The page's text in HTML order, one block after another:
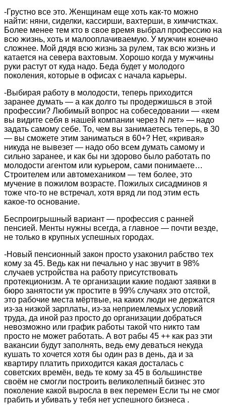
-Грустно все это. Женщинам еще хоть как-то можно
найти: няни, сиделки, кассирши, вахтерши, в химчистках.
Более менее тем кто в свое время выбрал профессию на
всю жизнь, хоть и малооплачиваемую. У мужчин конечно
сложнее. Мой дядя всю жизнь за рулем, так всю жизнь и
катается на севера вахтовым. Хорошо когда у мужчины
руки растут от куда надо. Беда будет у молодого
поколения, которые в офисах с начала карьеры.
-Выбирая работу в молодости, теперь приходится
заранее думать — а как долго ты продержишься в этой
профессии? Любимый вопрос на собеседовании — «кем
вы видите себя в нашей компании через N лет» — надо
задать самому себе. То, чем вы занимаетесь теперь, в 30
— вы сможете этим заниматься в 60+? Нет, «кривая»
никуда не вывезет — надо обо всем думать самому и
сильно заранее, и как бы ни здорово было работать по
молодости агентом или курьером, сами понимаете…
Строителем или автомехаником — тем более, это
мучение в пожилом возрасте. Пожилых сисадминов я
тоже что-то не встречал, хотя вряд ли под этим есть
какое-то основание.
Беспроигрышный вариант — профессия с ранней
пенсией. Менты нужны всегда, а главное — почти везде,
не только в крупных успешных городах.
-Новый пенсионный закон просто узаконил рабство тех
кому за 45. Ведь как ни печально у нас звучит в 98%
случаев устройства на работу присутствовать
протекционизм. А те организации какие подают заявки в
бюро занятости уж простите в 99% случаях это отстой,
это рабочие места мёртвые, на каких люди не держатся
из-за низкой зарплаты, из-за неприемлемых условий
труда, да иной раз просто до организации добраться
невозможно или график работы такой что никто там
просто не может работать. А вот рабы 45 ++ как раз эти
вакансии будут заполнять, ведь ему деваться некуда
кушать то хочется хотя бы один раз в день, да и за
квартиру платить приходится какая досталась с
советских времён, ведь те кому за 45 в большинстве
своём не смогли построить великолепный бизнес это
поколение какой выросла в век перемен Если ты не смог
грабить и убивать у тебя нет успешного бизнеса .